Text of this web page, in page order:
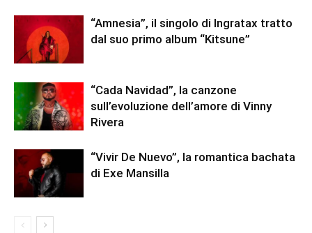
“Amnesia”, il singolo di Ingratax tratto
dal suo primo album “Kitsune”
“Cada Navidad”, la canzone
sull’evoluzione dell’amore di Vinny
Rivera
“Vivir De Nuevo”, la romantica bachata
di Exe Mansilla